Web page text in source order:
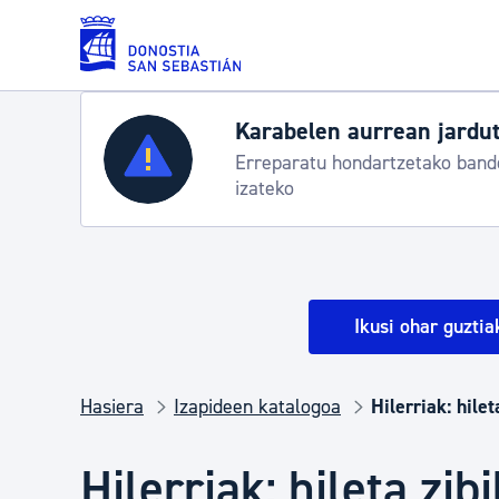
Eduki nagusira joan
Zerbitzuak
Gizarte-zerbitzuak
Karabelen aurrean
Erreparatu hondartzetako
izateko
Ikusi ohar
Hasiera Izapideen katalogoa Hilerriak: